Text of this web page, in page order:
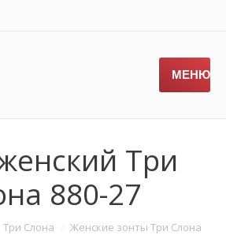
МЕНЮ
Три
880-27
Три Слона
Женские зонты Три Слона